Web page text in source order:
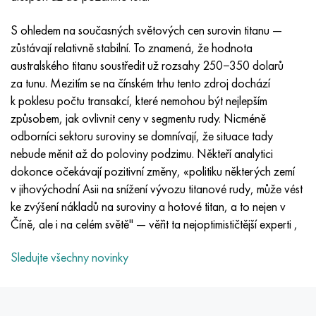
S ohledem na současných světových cen surovin titanu —
zůstávají relativně stabilní. To znamená, že hodnota
australského titanu soustředit už rozsahy 250−350 dolarů
za tunu. Mezitím se na čínském trhu tento zdroj dochází
k poklesu počtu transakcí, které nemohou být nejlepším
způsobem, jak ovlivnit ceny v segmentu rudy. Nicméně
odborníci sektoru suroviny se domnívají, že situace tady
nebude měnit až do poloviny podzimu. Někteří analytici
dokonce očekávají pozitivní změny, «politiku některých zemí
v jihovýchodní Asii na snížení vývozu titanové rudy, může vést
ke zvýšení nákladů na suroviny a hotové titan, a to nejen v
Číně, ale i na celém světě" — věřit ta nejoptimističtější experti ,
Sledujte všechny novinky
Inotherm
incotest
Jette M152
Kobalt 6B
maraging 250
René 41
Maraging 300
Maraging 350
47ND
47НХР
49 KF
49K2F, 49K2FA-VI
Slitina 50N
Slitina 50NP
50 NHS
Slitina 52N
HN62VMYUT
HN62MVKYU
HN63 MB
XN65VM
KhN65VMTYu
KhN67MVTYu
KhN68VKTYU
KhN68VMTYUK-vd
VT-35
PT-1M
PT-3V
PT-7M
2B
SPT-2 sv
AT3
3M
1.4466 - AISI 310MoLn
Slitina Al6xn
15-7Ph® - 1,4532
PH 13-8 Po - 1,4534
1,4542 - 17-4Ph®
Custom 455® - 1.4543 - uns s45500
1,4545 - 15-5Ph®
1,4548 - 17-4Ph®
10X17H13M3T
10X18N18Yu4D
11X11N2V2MF
12Х18Н9Т
13X11N2V2MF
15x11mf
15x12vnmf
15H12H2MVFAB
2,0872, CuNi10Fe1Mn, Cw352h
Silikonový hliníkový bronz
CW301G, C64200
křemíkový bronz
C65500, CuAl11Fe3
C65620, CuSi3Fe2Zn3
C65100, CuSi 1,5
Cín-olověný bronz
Červená mosaz
C84400, CuSn2ZnPb
C83600, CuSn5ZnPb
45G2, 45g2, AISI 1144
Legovaná konstrukční ocel
10g2, 10g2, AISI 1513
12X2H4A, 15NiCr13, 1,5752
AC14, 11SMnPb30
20G, 20mn5
20XH3A, AISI 4320, 20hn3a
20HM, 24CrMo5, 20hm
Р6М5, 1.3343, hs6-5-2, sw7m
Р6М5К5, 1,3243, hs6-5-2-5
R6M5F3, 1,3344, hs6-5-3
Р9М4К8,1,3207
R12F3, 1,3318, sw12
P18, 1,3355, hs18-0-1, sw18
Uhlíková ocel
У10,1.1645, C105W1